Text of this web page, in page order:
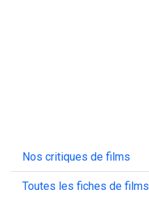
Nos critiques de films
Toutes les fiches de films